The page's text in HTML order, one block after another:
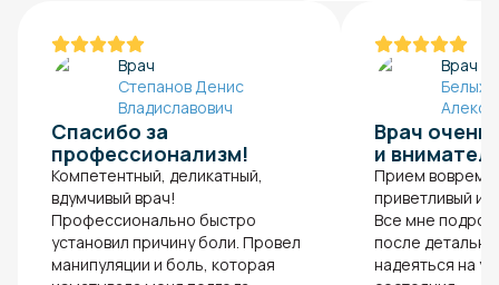
Врач
Степанов Денис
Владиславович
Спасибо за
профессионализм!
Компетентный, деликатный,
вдумчивый врач!
Профессионально быстро
установил причину боли. Провел
манипуляции и боль, которая
Врач
Белых
Врач очень
и
Прием
приветливый и
Все мне
после
надеяться на